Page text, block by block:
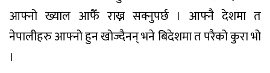
आफ्नो ख्याल आफैँ राख्न सक्नुपर्छ । आफ्नै देशमा त
नेपालीहरु आफ्नो हुन खोज्दैनन् भने बिदेशमा त परैको कुरा भो
।